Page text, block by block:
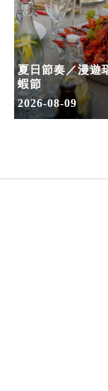
夏日節奏／漫遊
蝦節
2026-08-09